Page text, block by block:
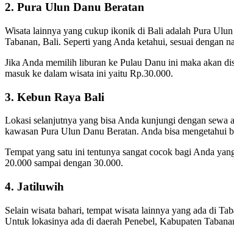
2. Pura Ulun Danu Beratan
Wisata lainnya yang cukup ikonik di Bali adalah Pura
Tabanan, Bali. Seperti yang Anda ketahui, sesuai dengan
Jika Anda memilih liburan ke Pulau Danu ini maka akan
masuk ke dalam wisata ini yaitu Rp.30.000.
3. Kebun Raya Bali
Lokasi selanjutnya yang bisa Anda kunjungi dengan
kawasan Pura Ulun Danu Beratan. Anda bisa mengetahui
Tempat yang satu ini tentunya sangat cocok bagi Anda
20.000 sampai dengan 30.000.
4. Jatiluwih
Selain wisata bahari, tempat wisata lainnya yang ada di
Untuk lokasinya ada di daerah Penebel, Kabupaten